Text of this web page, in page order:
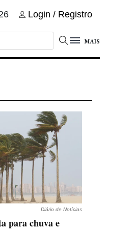
Login / Registro
MAIS
Diário de Notícias
para chuva e